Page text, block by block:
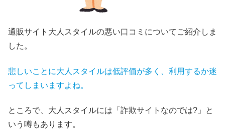
通販サイト大人スタイルの悪い口コミについてご紹介しま
した。
悲しいことに大人スタイルは低評価が多く、利用するか迷
ってしまいますよね。
ところで、大人スタイルには「詐欺サイトなのでは?」と
いう噂もあります。